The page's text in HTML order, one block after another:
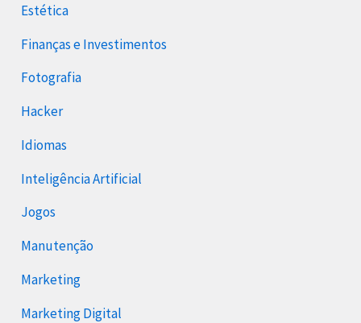
Estética
Finanças e Investimentos
Fotografia
Hacker
Idiomas
Inteligência Artificial
Jogos
Manutenção
Marketing
Marketing Digital